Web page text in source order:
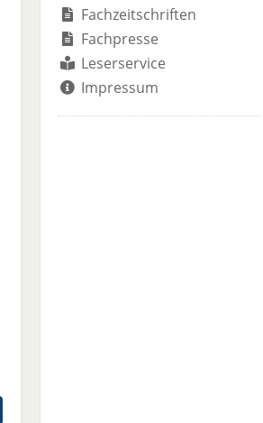
Fachzeitschriften
Fachpresse
Leserservice
Impressum